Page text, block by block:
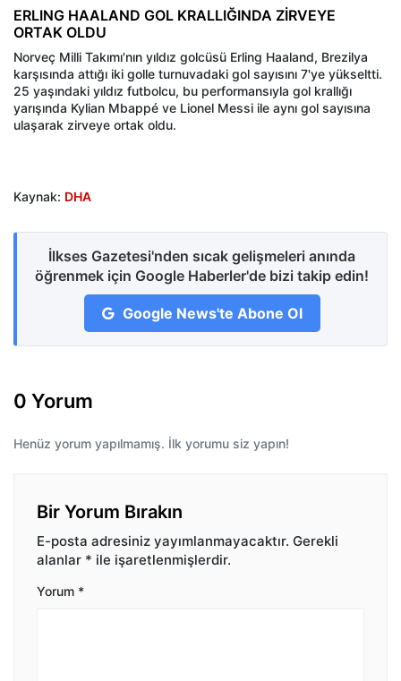
ERLING HAALAND GOL KRALLIĞINDA ZİRVEYE
ORTAK OLDU
Norveç Milli Takımı'nın yıldız golcüsü Erling Haaland, Brezilya
karşısında attığı iki golle turnuvadaki gol sayısını 7'ye yükseltti.
25 yaşındaki yıldız futbolcu, bu performansıyla gol krallığı
yarışında Kylian Mbappé ve Lionel Messi ile aynı gol sayısına
ulaşarak zirveye ortak oldu.
Kaynak: DHA
İlkses Gazetesi'nden sıcak gelişmeleri anında
öğrenmek için Google Haberler'de bizi takip edin!
Google News'te Abone Ol
0 Yorum
Henüz yorum yapılmamış. İlk yorumu siz yapın!
Bir Yorum Bırakın
E-posta adresiniz yayımlanmayacaktır. Gerekli
alanlar * ile işaretlenmişlerdir.
Yorum *